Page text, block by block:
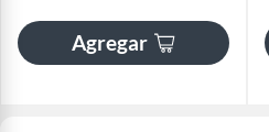
Agregar